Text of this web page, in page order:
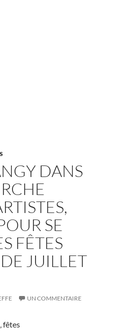
DANS
SE
FÊTES
JUILLET
UN COMMENTAIRE
fêtes